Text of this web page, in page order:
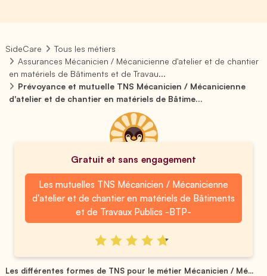
SideCare
Tous les métiers
Assurances Mécanicien / Mécanicienne d'atelier et de chantier
en matériels de Bâtiments et de Travau...
Prévoyance et mutuelle TNS Mécanicien / Mécanicienne
d'atelier et de chantier en matériels de Bâtime...
Gratuit et sans engagement
Les mutuelles TNS Mécanicien / Mécanicienne
d'atelier et de chantier en matériels de Bâtiments
et de Travaux Publics -BTP-
Les différentes formes de TNS pour le métier Mécanicien / Mé...